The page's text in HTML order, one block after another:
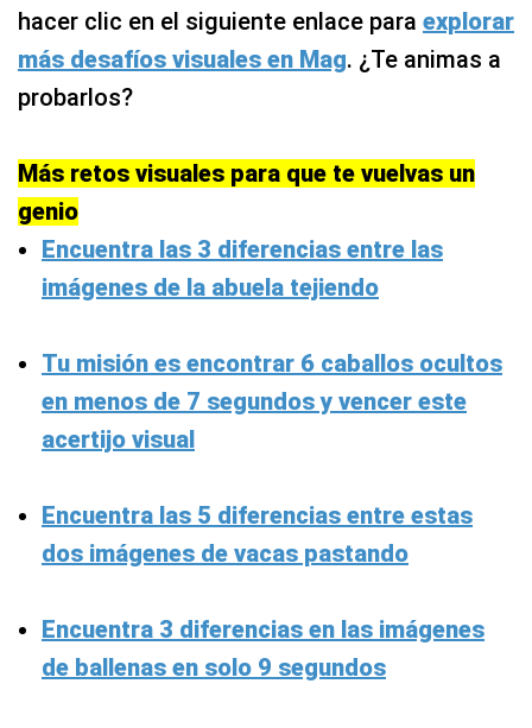
hacer clic en el siguiente enlace para explorar
más desafíos visuales en Mag. ¿Te animas a
probarlos?
Más retos visuales para que te vuelvas un
genio
Encuentra las 3 diferencias entre las
imágenes de la abuela tejiendo
Tu misión es encontrar 6 caballos ocultos
en menos de 7 segundos y vencer este
acertijo visual
Encuentra las 5 diferencias entre estas
dos imágenes de vacas pastando
Encuentra 3 diferencias en las imágenes
de ballenas en solo 9 segundos